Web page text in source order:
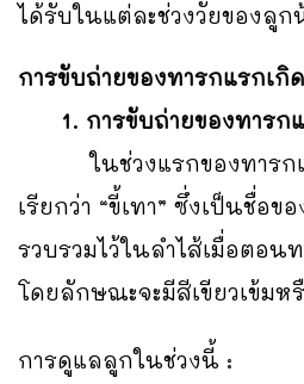
ได้รับในแต่ละช่วงวัยของลูก
การขับถ่ายของทารกแรกเกิด
1. การขับถ่ายของทารก
ในช่วงแรกของทารกแร
เรียกว่า “ขี้เทา” ซึ่งเป็นชื่อข
รวบรวมไว้ในลำไส้เมื่อตอน
โดยลักษณะจะมีสีเขียวเข้มห
การดูแลลูกในช่วงนี้ :